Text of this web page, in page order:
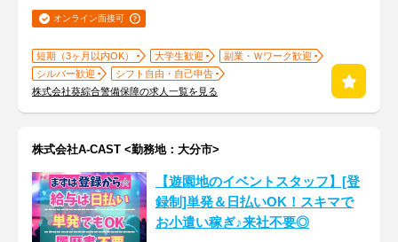
オンライン面接可
短期（3ヶ月以内OK） 大学生歓迎
副業・Ｗワーク歓迎
シルバー歓迎
シフト自由・自己申告
株式会社葵綜合警備保障の求人一覧を見る
株式会社A-CAST <勤務地：大分市>
【遊園地のイベントスタッフ】[登
録制]単発＆日払いOK！スキマで
お小遣い稼ぎ♪来社不要◎